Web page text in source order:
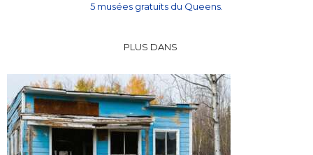
5 musées gratuits du Queens.
PLUS DANS